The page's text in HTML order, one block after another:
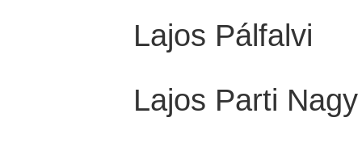
Lajos Pálfalvi
Lajos Parti Nagy